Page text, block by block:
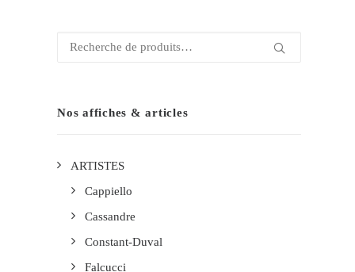
Recherche
Nos affiches & articles
ARTISTES
Cappiello
Cassandre
Constant-Duval
Falcucci